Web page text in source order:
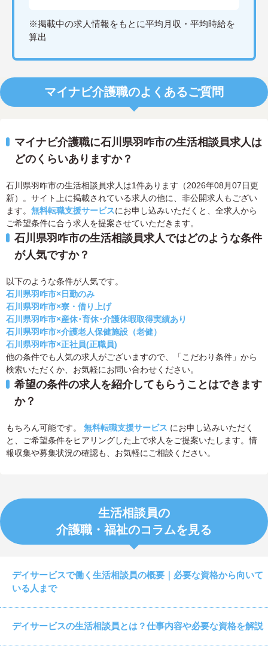
※掲載中の求人情報をもとに平均月収・平均時給を
算出
マイナビ介護職のよくあるご質問
マイナビ介護職に石川県羽咋市の生活相談員求人は
どのくらいありますか？
石川県羽咋市の生活相談員求人は1件あります（2026年08月07日更
新）。サイト上に掲載されている求人の他に、非公開求人もござい
ます。 無料転職支援サービスにお申し込みいただくと、全求人から
ご希望条件に合う求人を提案させていただきます。
石川県羽咋市の生活相談員求人ではどのような条件
が人気ですか？
以下のような条件が人気です。
石川県羽咋市×日勤のみ
石川県羽咋市×寮・借り上げ
石川県羽咋市×産休･育休･介護休暇取得実績あり
石川県羽咋市×介護老人保健施設（老健）
石川県羽咋市×正社員(正職員)
他の条件でも人気の求人がございますので、「こだわり条件」から
検索いただくか、お気軽にお問い合わせください。
希望の条件の求人を紹介してもらうことはできます
か？
もちろん可能です。 無料転職支援サービス にお申し込みいただく
と、ご希望条件をヒアリングした上で求人をご提案いたします。情
報収集や募集状況の確認も、お気軽にご相談ください。
生活相談員の
介護職・福祉のコラムを見る
デイサービスで働く生活相談員の概要｜必要な資格から向いて
いる人まで
デイサービスの生活相談員とは？仕事内容や必要な資格を解説